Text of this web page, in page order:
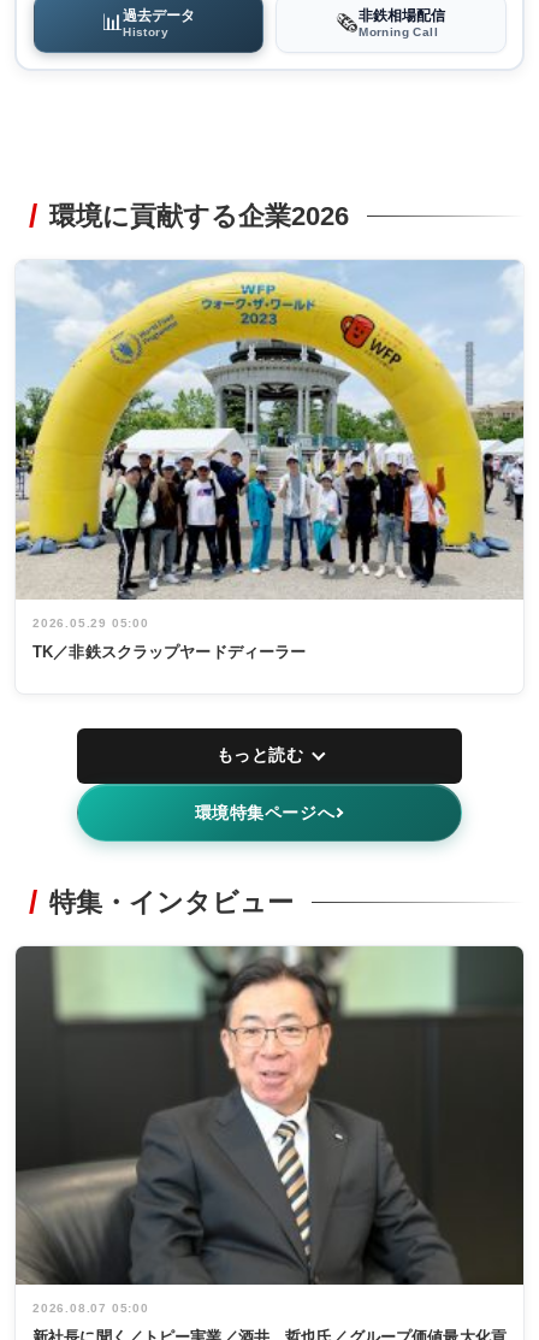
📊過去データ
History 🗞️非鉄相場配信
Morning Call
環境に貢献する企業2026
2026.05.29 05:00
TK／非鉄スクラップヤードディーラー
もっと読む
環境特集ページへ
特集・インタビュー
2026.08.07 05:00